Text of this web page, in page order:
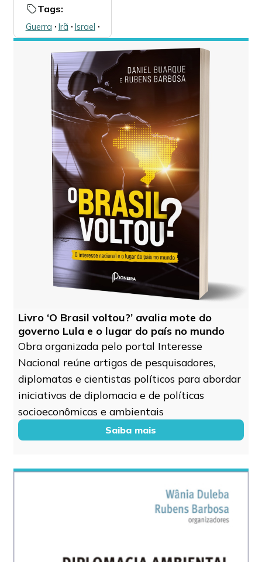
Tags:
Guerra 🞌 Irã 🞌 Israel 🞌
Livro ‘O Brasil voltou?’ avalia mote do
governo Lula e o lugar do país no mundo
Obra organizada pelo portal Interesse
Nacional reúne artigos de pesquisadores,
diplomatas e cientistas políticos para abordar
iniciativas de diplomacia e de políticas
socioeconômicas e ambientais
Saiba mais